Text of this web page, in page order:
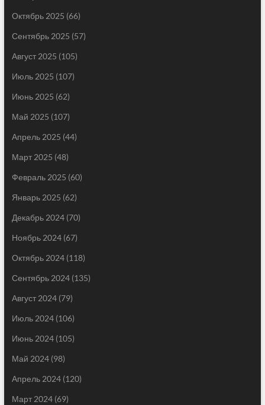
Октябрь 2025 (66)
Сентябрь 2025 (57)
Август 2025 (105)
Июль 2025 (107)
Июнь 2025 (62)
Май 2025 (107)
Апрель 2025 (44)
Март 2025 (48)
Февраль 2025 (60)
Январь 2025 (62)
Декабрь 2024(70)
Ноябрь 2024(67)
Октябрь 2024(118)
Сентябрь 2024(135)
Август 2024(79)
Июль 2024(106)
Июнь 2024(105)
Май 2024(98)
Апрель 2024(120)
Март 2024(69)